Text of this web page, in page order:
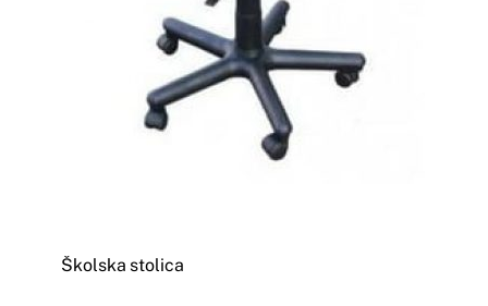
Školska stolica